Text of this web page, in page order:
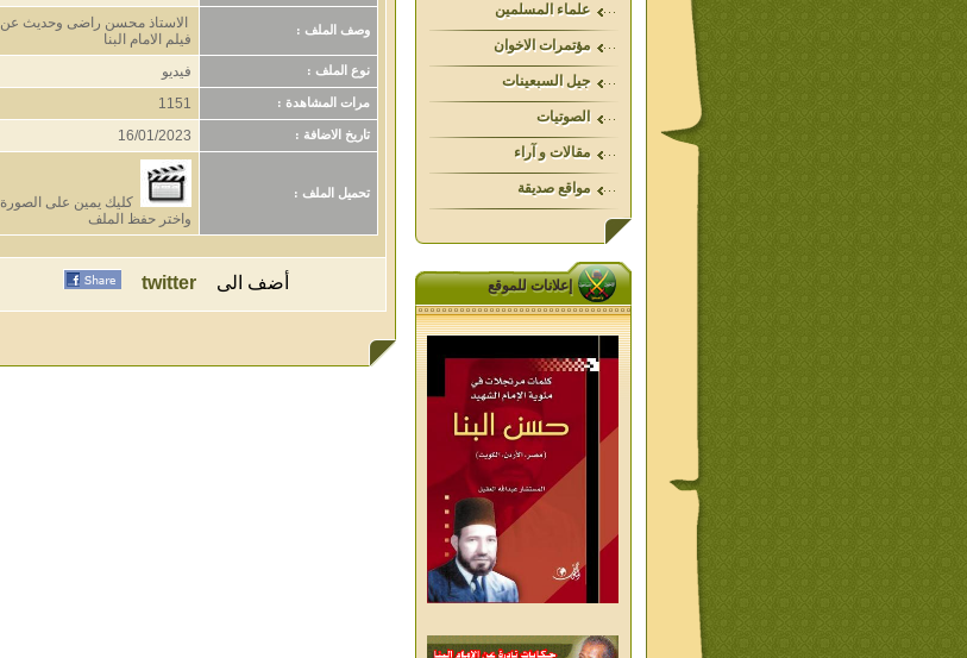
علماء المسلمين
مؤتمرات الاخوان
جيل السبعينات
الصوتيات
مقالات و آراء
مواقع صديقة
إعلانات للموقع
وصف الملف :
الاستاذ محسن راضى وحديث عن
فيلم الامام البنا
نوع الملف : فيديو
مرات المشاهدة : 1151
تاريخ الاضافة : 16/01/2023
تحميل الملف :
كليك يمين على الصورة
واختر حفظ الملف
أضف الى twitter